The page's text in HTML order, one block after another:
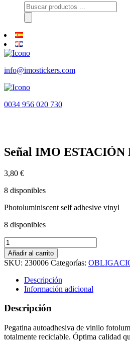
Búsqueda
de
productos
info@imostickers.com
0034 956 020 730
Señal IMO ESTACIÓN
3,80 €
8 disponibles
Photoluminiscent self adhesive vinyl
8 disponibles
Señal
IMO
ESTACIÓN
DE
ESPUMA
(15x20cm)
fotoluminiscente
230006
Añadir al carrito
SKU: 230006 Categorías:
Descripción
Información adicional
Descripción
Pegatina autoadhesiva de vinilo
totalmente reciclable. Óptima calidad